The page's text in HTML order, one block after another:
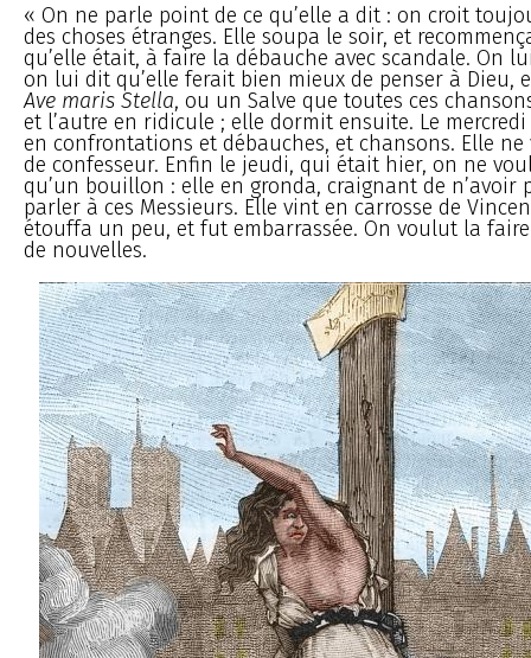
« On ne parle point de ce qu’elle a dit : on croit
des choses étranges. Elle soupa le soir, et
qu’elle était, à faire la débauche avec scandale. On
on lui dit qu’elle ferait bien mieux de penser à Dieu,
Ave maris Stella, ou un Salve que toutes ces
et l’autre en ridicule ; elle dormit ensuite. Le mercredi
en confrontations et débauches, et chansons. Elle
de confesseur. Enfin le jeudi, qui était hier, on ne
qu’un bouillon : elle en gronda, craignant de n’avoir
parler à ces Messieurs. Elle vint en carrosse de
étouffa un peu, et fut embarrassée. On voulut la
de nouvelles.